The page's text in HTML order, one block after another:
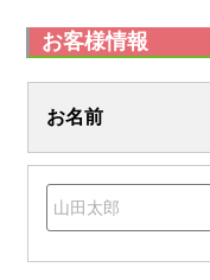
お客様情報
お名前